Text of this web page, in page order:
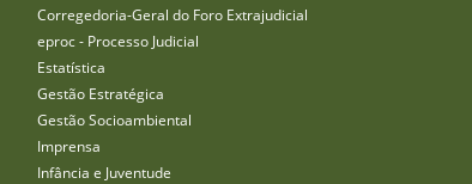
Corregedoria-Geral do Foro Extrajudicial
eproc - Processo Judicial
Estatística
Gestão Estratégica
Gestão Socioambiental
Imprensa
Infância e Juventude